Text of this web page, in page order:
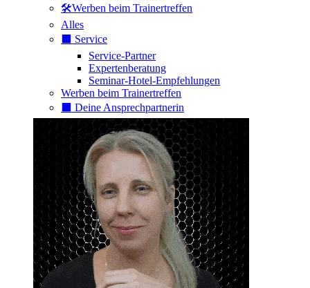
🛠️Werben beim Trainertreffen
Alles
⬛️ Service
Service-Partner
Expertenberatung
Seminar-Hotel-Empfehlungen
Werben beim Trainertreffen
⬛️ Deine Ansprechpartnerin